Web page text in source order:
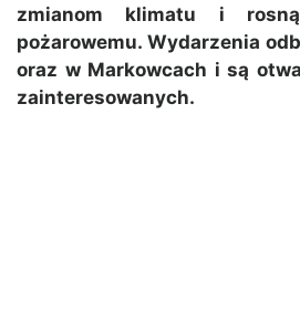
zmianom klimatu i
pożarowemu. Wydarzenia
oraz w Markowcach i są
zainteresowanych.